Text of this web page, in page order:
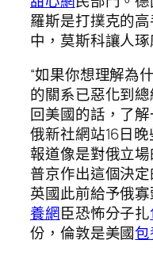
羅斯是打撲克的
中，莫斯科讓人琢
“如果你想理解為
的關系已惡化到
回美國的話，了
俄新社網站16日
報道像是對俄立
普京作出這個決
英國此前給予俄
養網臣恐怖分子扎
份，倫敦是美國